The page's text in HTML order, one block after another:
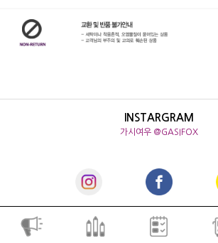
INSTARGRAM
가시여우 @GASIFOX